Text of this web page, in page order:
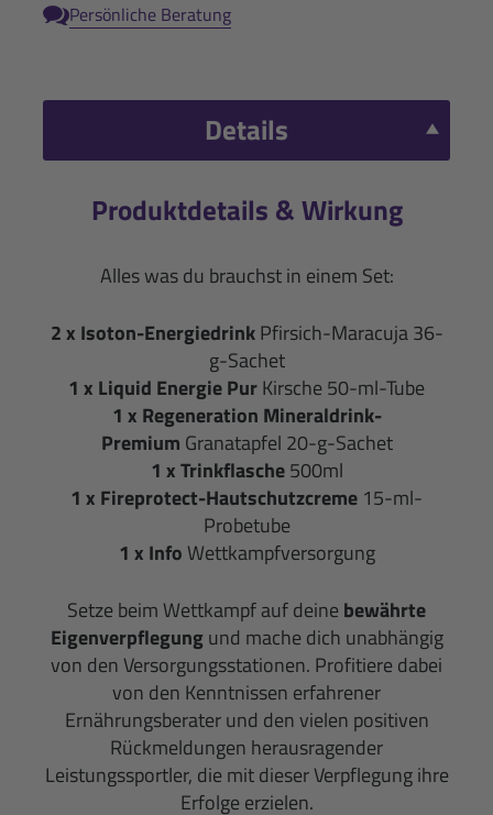
Persönliche Beratung
Details
Produktdetails & Wirkung
Alles was du brauchst in einem Set:
2 x Isoton-EnergiedrinkPfirsich-Maracuja 36-
g-Sachet
1 x Liquid Energie PurKirsche 50-ml-Tube
1 x Regeneration Mineraldrink-
Premium Granatapfel 20-g-Sachet
1 x Trinkflasche500ml
1 x Fireprotect-Hautschutzcreme 15-ml-
Probetube
1 x InfoWettkampfversorgung
Setze beim Wettkampf auf deine bewährte
Eigenverpflegungund mache dich unabhängig
von den Versorgungsstationen. Profitiere dabei
von den Kenntnissen erfahrener
Ernährungsberater und den vielen positiven
Rückmeldungen herausragender
Leistungssportler, die mit dieser Verpflegung ihre
Erfolge erzielen.